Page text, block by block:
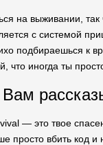
на выживании,
с системой
подбираешься
что иногда ты
— это твое
просто вбить код и